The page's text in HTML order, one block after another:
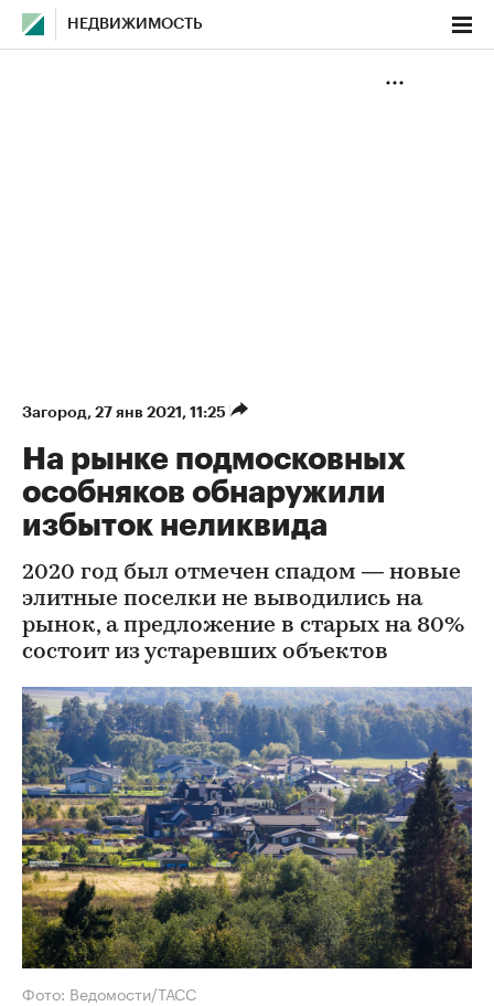
НЕДВИЖИМОСТЬ
Загород⁠, 27 янв 2021, 11:25
На рынке подмосковных
особняков обнаружили
избыток неликвида
2020 год был отмечен спадом — новые
элитные поселки не выводились на
рынок, а предложение в старых на 80%
состоит из устаревших объектов
Фото: Ведомости/ТАСС